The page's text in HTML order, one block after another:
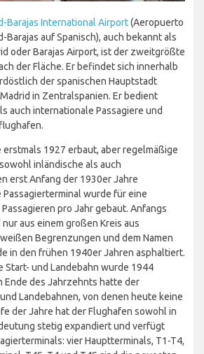
Barajas International Airport(Aeropuerto
Barajas auf Spanisch), auch bekannt als
oder Barajas Airport, ist der zweitgrößte
der Fläche. Er befindet sich innerhalb
der spanischen Hauptstadt
in Zentralspanien. Er bedient
auch internationale Passagiere und
1927 erbaut, aber regelmäßige
inländische als auch
erst Anfang der 1930er Jahre
wurde für eine
pro Jahr gebaut. Anfangs
aus einem großen Kreis aus
Begrenzungen und dem Namen
in den frühen 1940er Jahren asphaltiert.
Start- und Landebahn wurde 1944
Ende des Jahrzehnts hatte der
Landebahnen, von denen heute keine
der Jahre hat der Flughafen sowohl in
stetig expandiert und verfügt
vier Hauptterminals, T1-T4,